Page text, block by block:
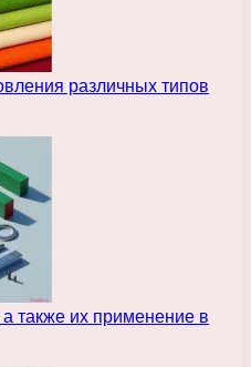
различных типов
также их применение в